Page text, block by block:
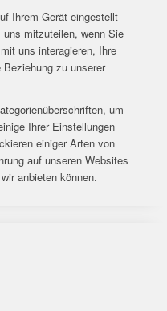
Ihrem Gerät eingestellt
mitzuteilen, wenn Sie
uns interagieren, Ihre
zu unserer
um
Ihrer Einstellungen
einiger Arten von
auf unseren Websites
anbieten können.